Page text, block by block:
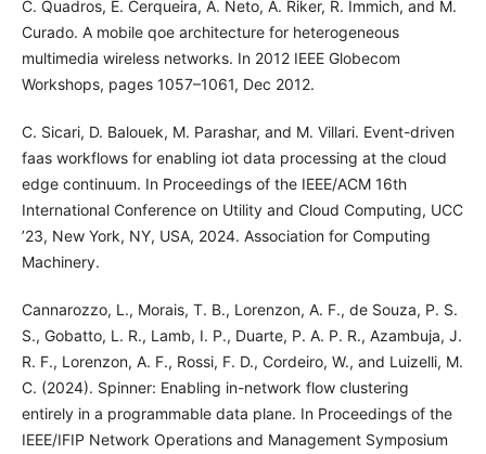
C. Quadros, E. Cerqueira, A. Neto, A. Riker, R. Immich, and M.
Curado. A mobile qoe architecture for heterogeneous
multimedia wireless networks. In 2012 IEEE Globecom
Workshops, pages 1057–1061, Dec 2012.
C. Sicari, D. Balouek, M. Parashar, and M. Villari. Event-driven
faas workflows for enabling iot data processing at the cloud
edge continuum. In Proceedings of the IEEE/ACM 16th
International Conference on Utility and Cloud Computing, UCC
’23, New York, NY, USA, 2024. Association for Computing
Machinery.
Cannarozzo, L., Morais, T. B., Lorenzon, A. F., de Souza, P. S.
S., Gobatto, L. R., Lamb, I. P., Duarte, P. A. P. R., Azambuja, J.
R. F., Lorenzon, A. F., Rossi, F. D., Cordeiro, W., and Luizelli, M.
C. (2024). Spinner: Enabling in-network flow clustering
entirely in a programmable data plane. In Proceedings of the
IEEE/IFIP Network Operations and Management Symposium